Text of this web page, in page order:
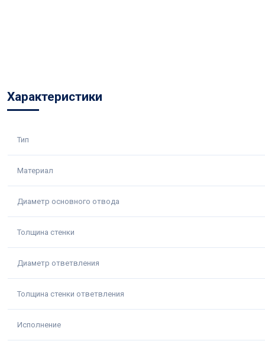
Характеристики
Тип
Материал
Диаметр основного отвода
Толщина стенки
Диаметр ответвления
Толщина стенки ответвления
Исполнение